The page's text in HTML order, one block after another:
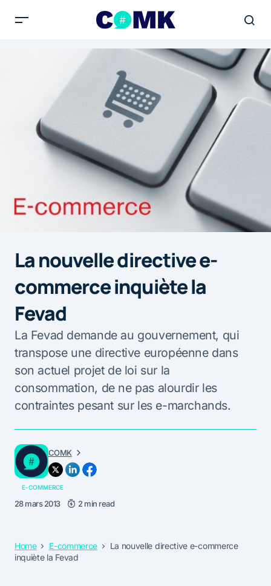
La nouvelle directive e-
commerce inquiète la
Fevad
La Fevad demande au gouvernement, qui
transpose une directive européenne dans
son actuel projet de loi sur la
consommation, de ne pas alourdir les
contraintes pesant sur les e-marchands.
COMK
E-COMMERCE
28 mars 2013 2 min read
Home E-commerce
La nouvelle directive e-commerce
inquiète la Fevad